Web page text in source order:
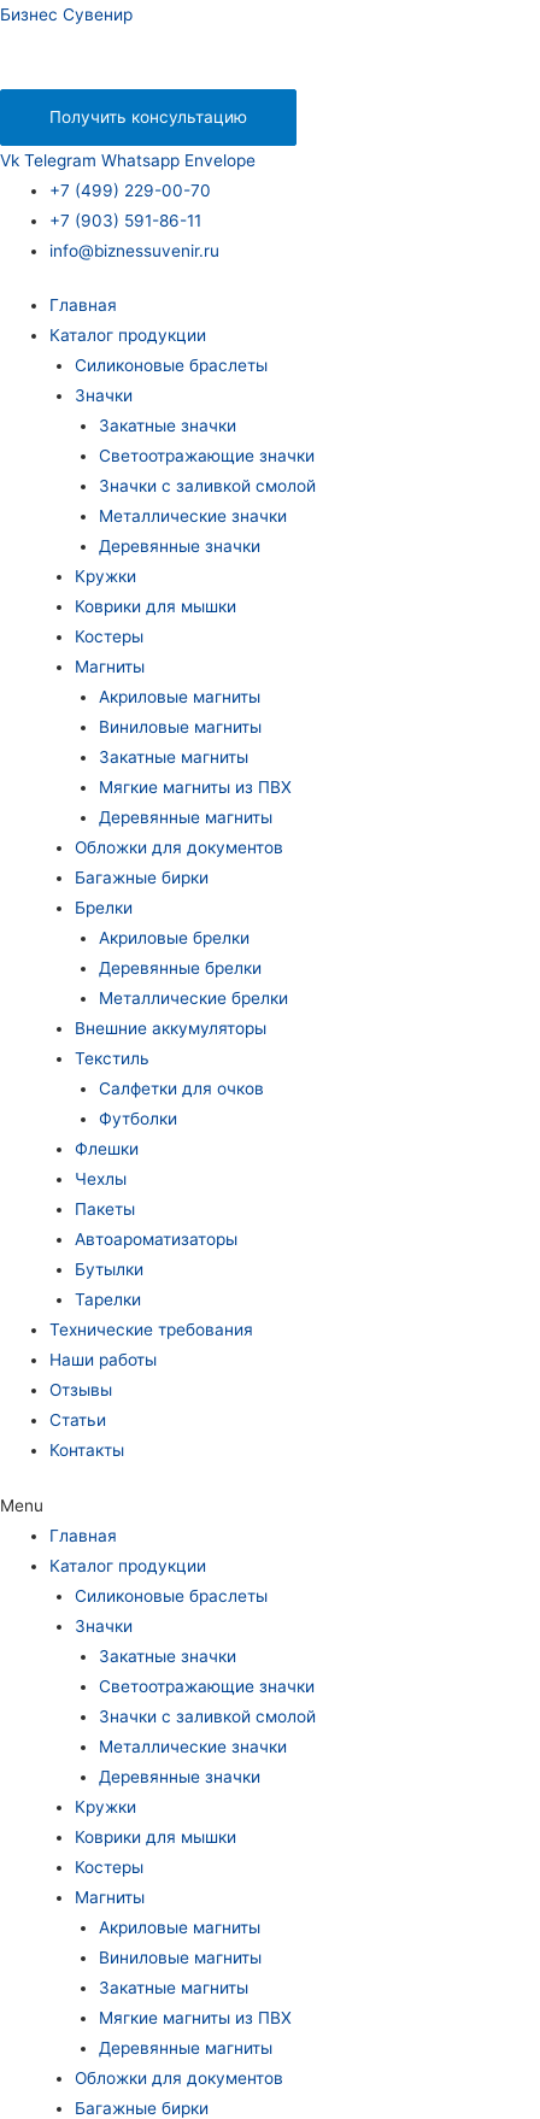
Бизнес Сувенир
Получить консультацию
Vk Telegram Whatsapp Envelope
+7 (499) 229-00-70
+7 (903) 591-86-11
info@biznessuvenir.ru
Главная
Каталог продукции
Силиконовые браслеты
Значки
Закатные значки
Светоотражающие значки
Значки с заливкой смолой
Металлические значки
Деревянные значки
Кружки
Коврики для мышки
Костеры
Магниты
Акриловые магниты
Виниловые магниты
Закатные магниты
Мягкие магниты из ПВХ
Деревянные магниты
Обложки для документов
Багажные бирки
Брелки
Акриловые брелки
Деревянные брелки
Металлические брелки
Внешние аккумуляторы
Текстиль
Салфетки для очков
Футболки
Флешки
Чехлы
Пакеты
Автоароматизаторы
Бутылки
Тарелки
Технические требования
Наши работы
Отзывы
Статьи
Контакты
Menu
Главная
Каталог продукции
Силиконовые браслеты
Значки
Закатные значки
Светоотражающие значки
Значки с заливкой смолой
Металлические значки
Деревянные значки
Кружки
Коврики для мышки
Костеры
Магниты
Акриловые магниты
Виниловые магниты
Закатные магниты
Мягкие магниты из ПВХ
Деревянные магниты
Обложки для документов
Багажные бирки